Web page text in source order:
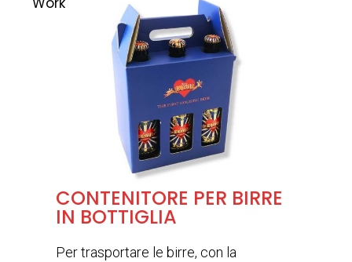
CONTENITORE PER BIRRE
IN BOTTIGLIA
Per trasportare le birre, con la